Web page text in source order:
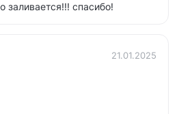
заливается!!! спасибо!
21.01.2025